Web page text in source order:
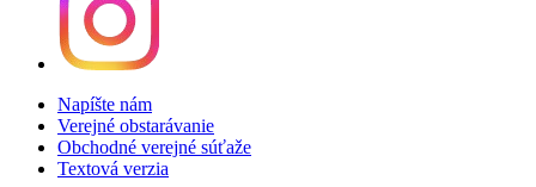
Napíšte nám
Verejné obstarávanie
Obchodné verejné súťaže
Textová verzia